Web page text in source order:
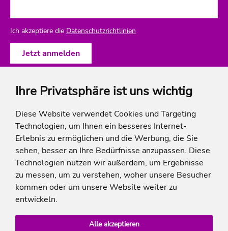
Ihre Privatsphäre ist uns wichtig
Diese Website verwendet Cookies und Targeting
Technologien, um Ihnen ein besseres Internet-
Erlebnis zu ermöglichen und die Werbung, die Sie
sehen, besser an Ihre Bedürfnisse anzupassen. Diese
Technologien nutzen wir außerdem, um Ergebnisse
zu messen, um zu verstehen, woher unsere Besucher
kommen oder um unsere Website weiter zu
entwickeln.
Alle akzeptieren
Ich akzeptiere die Datenschutzrichtlinien
ich-will-familienurlaub
Rechtliches
auf die Summe der Preise der Einzelleistungen.
**Streichpreise beziehen sich auf die ursprünglichen Preise des Reiseveranstalters.